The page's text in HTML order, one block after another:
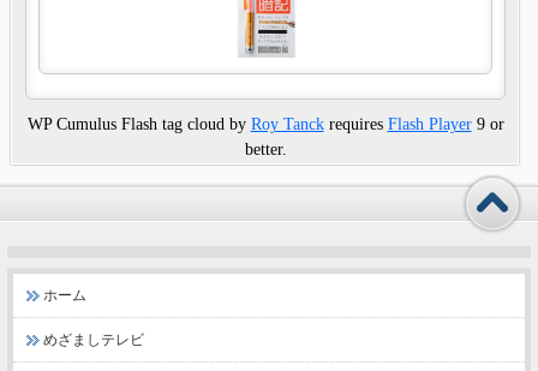
WP Cumulus Flash tag cloud by Roy Tanckrequires Flash Player9 or
better.
ホーム
めざましテレビ